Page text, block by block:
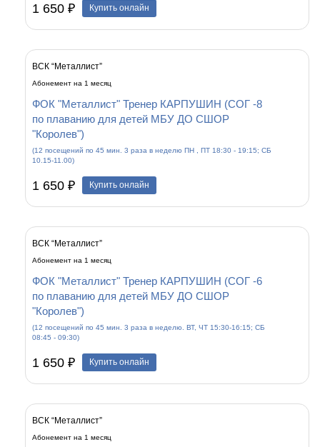
1 650 ₽ Купить онлайн
ВСК “Металлист”
Абонемент на 1 месяц
ФОК "Металлист" Тренер КАРПУШИН (СОГ -8
по плаванию для детей МБУ ДО СШОР
"Королев")
(12 посещений по 45 мин. 3 раза в неделю ПН , ПТ 18:30 - 19:15; СБ
10.15-11.00)
1 650 ₽ Купить онлайн
ВСК “Металлист”
Абонемент на 1 месяц
ФОК "Металлист" Тренер КАРПУШИН (СОГ -6
по плаванию для детей МБУ ДО СШОР
"Королев")
(12 посещений по 45 мин. 3 раза в неделю. ВТ, ЧТ 15:30-16:15; СБ
08:45 - 09:30)
1 650 ₽ Купить онлайн
ВСК “Металлист”
Абонемент на 1 месяц